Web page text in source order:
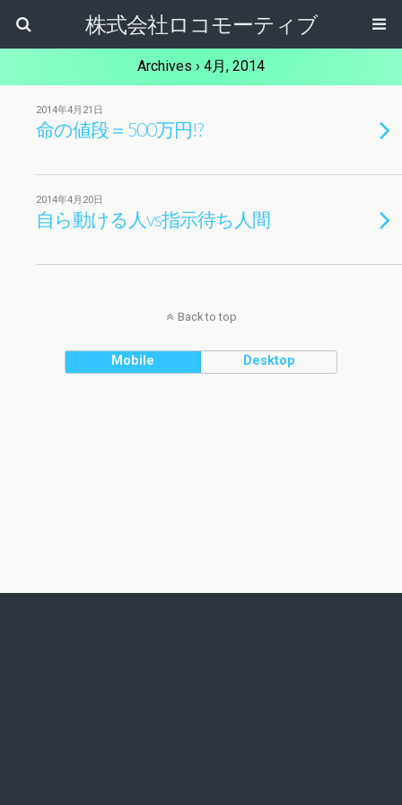
株式会社ロコモーティブ
Archives › 4月, 2014
2014年4月21日
命の値段＝500万円!?
2014年4月20日
自ら動ける人vs指示待ち人間
Back to top
Mobile Desktop